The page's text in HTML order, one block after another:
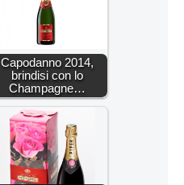
Capodanno 2014,
brindisi con lo
Champagne…